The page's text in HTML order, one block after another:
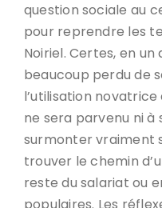
question sociale au
pour reprendre les
Noiriel. Certes, en
beaucoup perdu de
l’utilisation novatrice
ne sera parvenu ni à
surmonter vraiment
trouver le chemin
reste du salariat ou